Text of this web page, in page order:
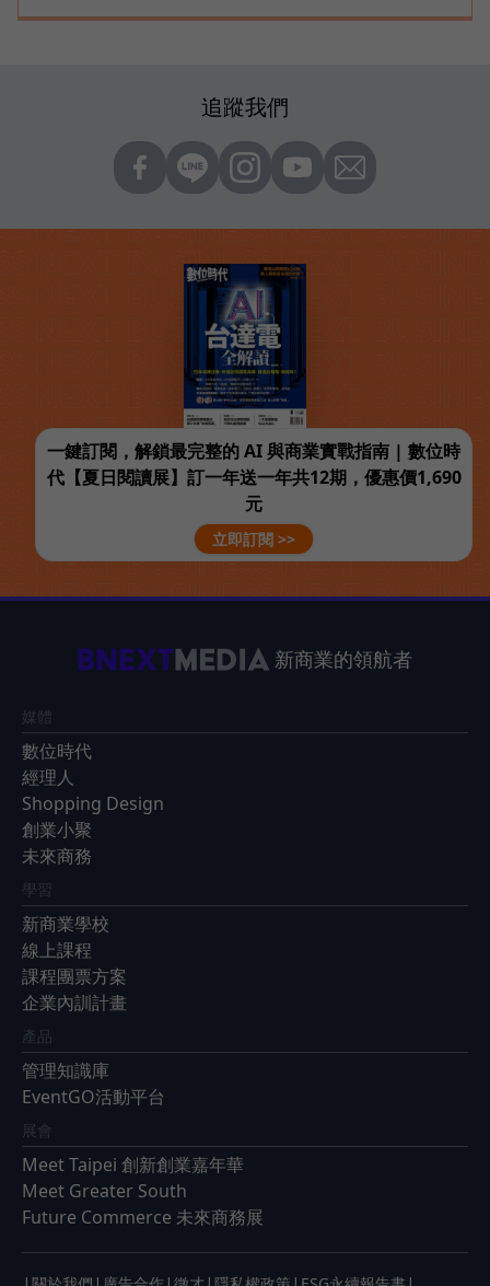
追蹤我們
一鍵訂閱，解鎖最完整的 AI 與商業實戰指南 | 數位時
代【夏日閱讀展】訂一年送一年共12期，優惠價1,690
元
立即訂閱 >>
新商業的領航者
媒體
數位時代
經理人
Shopping Design
創業小聚
未來商務
學習
新商業學校
線上課程
課程團票方案
企業內訓計畫
產品
管理知識庫
EventGO活動平台
展會
Meet Taipei 創新創業嘉年華
Meet Greater South
Future Commerce 未來商務展